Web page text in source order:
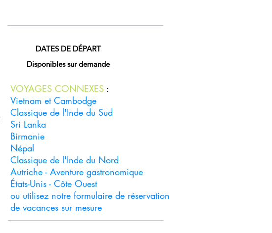
DATES DE DÉPART
Disponibles sur demande
VOYAGES CONNEXES :
Vietnam et Cambodge
Classique de l'Inde du Sud
Sri Lanka
Birmanie
Népal
Classique de l'Inde du Nord
Autriche - Aventure gastronomique
États-Unis - Côte Ouest
ou utilisez notre formulaire de réservation
de vacances sur mesure